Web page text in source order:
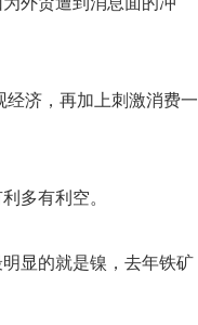
济，再加上刺激消费一
多有利空。
显的就是镍，去年铁矿